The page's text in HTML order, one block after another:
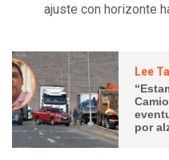
ajuste con horizonte
Lee
por